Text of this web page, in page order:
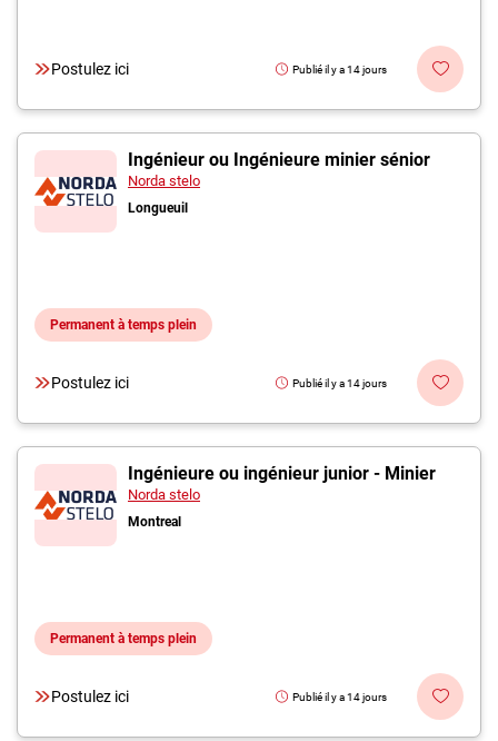
Postulez ici Publié il y a 14 jours
Ingénieur ou Ingénieure minier sénior
Norda stelo
Longueuil
Permanent à temps plein
Postulez ici Publié il y a 14 jours
Ingénieure ou ingénieur junior - Minier
Norda stelo
Montreal
Permanent à temps plein
Postulez ici Publié il y a 14 jours